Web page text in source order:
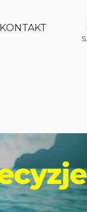
KONTAKT